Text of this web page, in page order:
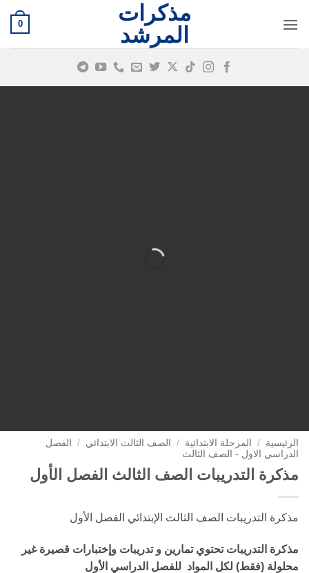
للمحتوى
مذكرات
المرشد
0
الرئيسية / المرحلة الابتدائية / الصف الثالث الابتدائي /
الفصل
الدراسي الاول - الصف الثالث
مذكرة التدريبات الصف الثالث الفصل الأول
مذكرة التدريبات الصف الثالث الإبتدائي الفصل الأول
مذكرة التدريبات تحتوي تمارين و تدريبات وإختبارات قصيرة غير
محلولة (فقط) لكل المواد للفصل الدراسي الأول